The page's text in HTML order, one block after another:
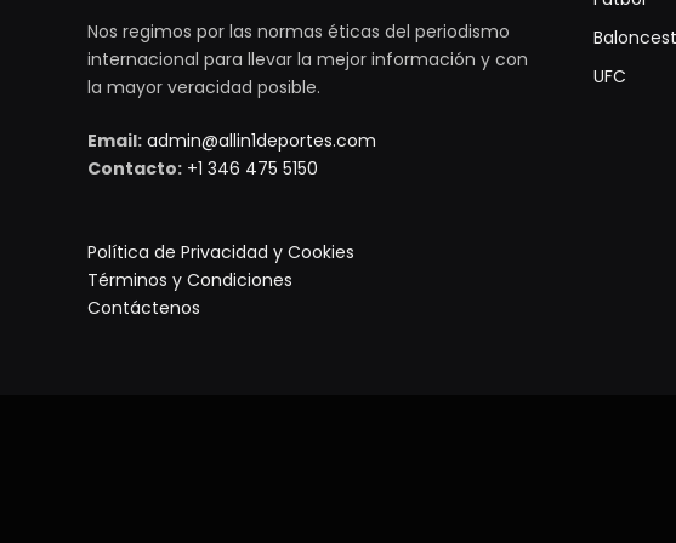
Nos regimos por las normas éticas del periodismo
internacional para llevar la mejor información y con
la mayor veracidad posible.
Email: admin@allin1deportes.com
Contacto: +1 346 475 5150
Política de Privacidad y Cookies
Términos y Condiciones
Contáctenos
UFC